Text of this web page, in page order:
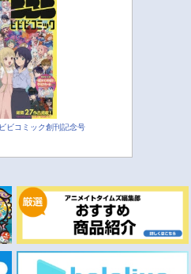
ビコミック創刊記念号